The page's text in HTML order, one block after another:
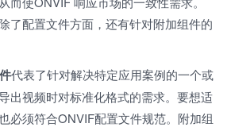
了配置文件方面，还有针对附加组件的
代表了针对解决特定应用案例的一个或
出视频时对标准化格式的需求。要想适
必须符合ONVIF配置文件规范。附加组